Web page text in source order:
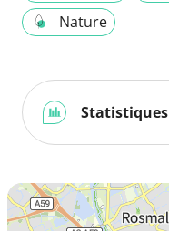
Nature
Statistiques